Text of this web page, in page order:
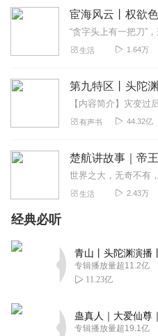
花开半夏cia
故事情节不错👍主播声音
芊芊小妖yao
欢很吸引人呢！真的太棒啦
回复
烟雨蒙蒙mengmeng
声音很棒.故事很不错，如
心，一起围观吧！
浮生辞新唱
回复 2021-08-16
宦海风云丨权欲
生活 1.64万
有声书 44.32亿
生活 2.43万
经典必听
专辑播放量超11.2亿
11.23亿
专辑播放量超19.1亿